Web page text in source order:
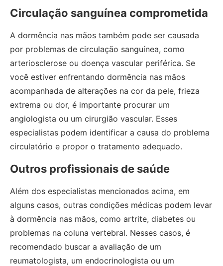
Circulação sanguínea comprometida
A dormência nas mãos também pode ser causada
por problemas de circulação sanguínea, como
arteriosclerose ou doença vascular periférica. Se
você estiver enfrentando dormência nas mãos
acompanhada de alterações na cor da pele, frieza
extrema ou dor, é importante procurar um
angiologista ou um cirurgião vascular. Esses
especialistas podem identificar a causa do problema
circulatório e propor o tratamento adequado.
Outros profissionais de saúde
Além dos especialistas mencionados acima, em
alguns casos, outras condições médicas podem levar
à dormência nas mãos, como artrite, diabetes ou
problemas na coluna vertebral. Nesses casos, é
recomendado buscar a avaliação de um
reumatologista, um endocrinologista ou um